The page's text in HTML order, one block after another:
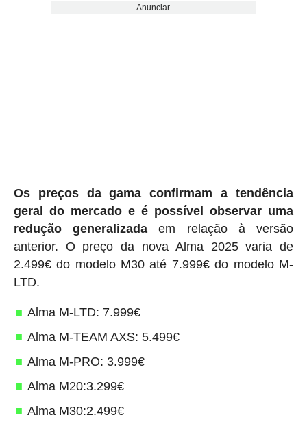
Anunciar
Os preços da gama confirmam a tendência
geral do mercado e é possível observar uma
redução generalizada em relação à versão
anterior. O preço da nova Alma 2025 varia de
2.499€ do modelo M30 até 7.999€ do modelo M-
LTD.
Alma M-LTD: 7.999€
Alma M-TEAM AXS: 5.499€
Alma M-PRO: 3.999€
Alma M20:3.299€
Alma M30:2.499€